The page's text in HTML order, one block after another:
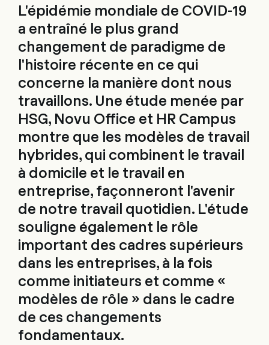
L'épidémie mondiale de COVID-19
a entraîné le plus grand
changement de paradigme de
l'histoire récente en ce qui
concerne la manière dont nous
travaillons. Une étude menée par
HSG, Novu Office et HR Campus
montre que les modèles de travail
hybrides, qui combinent le travail
à domicile et le travail en
entreprise, façonneront l'avenir
de notre travail quotidien. L'étude
souligne également le rôle
important des cadres supérieurs
dans les entreprises, à la fois
comme initiateurs et comme «
modèles de rôle » dans le cadre
de ces changements
fondamentaux.